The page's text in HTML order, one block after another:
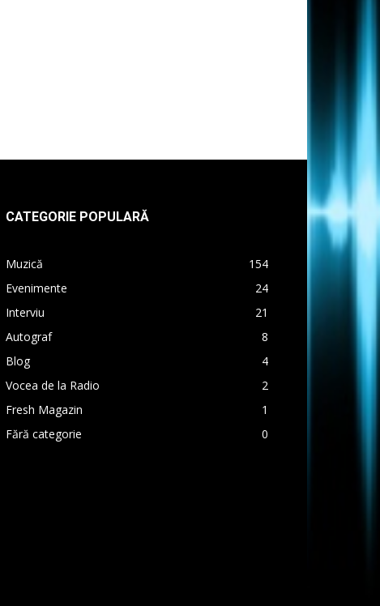
CATEGORIE POPULARĂ
Muzică
154
Evenimente
24
Interviu
21
Autograf
8
Blog
4
Vocea de la Radio
2
Fresh Magazin
1
Fără categorie
0